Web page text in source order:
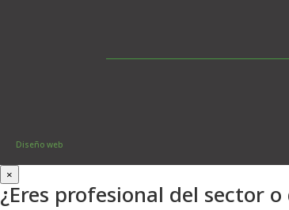
Diseño web
×
¿Eres profesional del sector